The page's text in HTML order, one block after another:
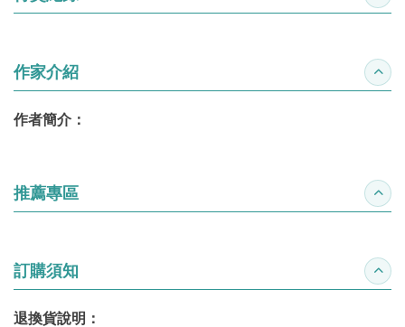
作家介紹 收合
作者簡介：
推薦專區 收合
訂購須知 收合
退換貨說明：